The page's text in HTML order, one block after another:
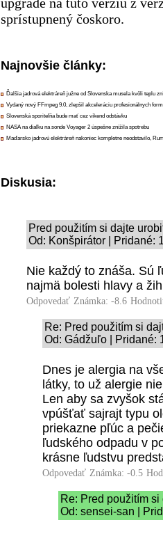
sprístupnený čoskoro.
Najnovšie články:
Ďalšia jadrová elektráreň južne od Slovenska musela kvôli teplu
Vydaný nový FFmpeg 9.0, zlepšil akceleráciu profesionálnych
Slovenská sporiteľňa bude mať cez víkend odstávku
NASA na diaľku na sonde Voyager 2 úspešne znížila spotrebu
Maďarsko jadrovú elektráreň nakoniec kompletne neodstavilo,
Diskusia:
Pred použitím si dajte
Od: Konšpirátor | Pridané:
Nie každý to znáša. Sú
najmä bolesti hlavy a
Odpovedať Známka: -8.6
Re: Pred použitím si
Od: Gádžuľo | Pridané:
Dnes je alergia na
látky, to už alergie
Len aby sa zvyšok
vpúšťať sajrajt typu
priekazne pľúc a
ľudského odpadu v
krásne ľudstvu
Odpovedať Známka: -0.5
Re: Pred použitím
Od: sensei-san |